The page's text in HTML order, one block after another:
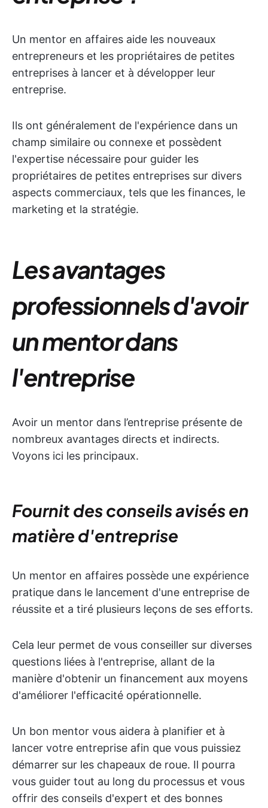
Un mentor en affaires aide les nouveaux
entrepreneurs et les propriétaires de petites
entreprises à lancer et à développer leur
entreprise.
Ils ont généralement de l'expérience dans un
champ similaire ou connexe et possèdent
l'expertise nécessaire pour guider les
propriétaires de petites entreprises sur divers
aspects commerciaux, tels que les finances, le
marketing et la stratégie.
Les avantages
professionnels d'avoir
un mentor dans
l'entreprise
Avoir un mentor dans l’entreprise présente de
nombreux avantages directs et indirects.
Voyons ici les principaux.
Fournit des conseils avisés en
matière d'entreprise
Un mentor en affaires possède une expérience
pratique dans le lancement d'une entreprise de
réussite et a tiré plusieurs leçons de ses efforts.
Cela leur permet de vous conseiller sur diverses
questions liées à l'entreprise, allant de la
manière d'obtenir un financement aux moyens
d'améliorer l'efficacité opérationnelle.
Un bon mentor vous aidera à planifier et à
lancer votre entreprise afin que vous puissiez
démarrer sur les chapeaux de roue. Il pourra
vous guider tout au long du processus et vous
offrir des conseils d'expert et des bonnes